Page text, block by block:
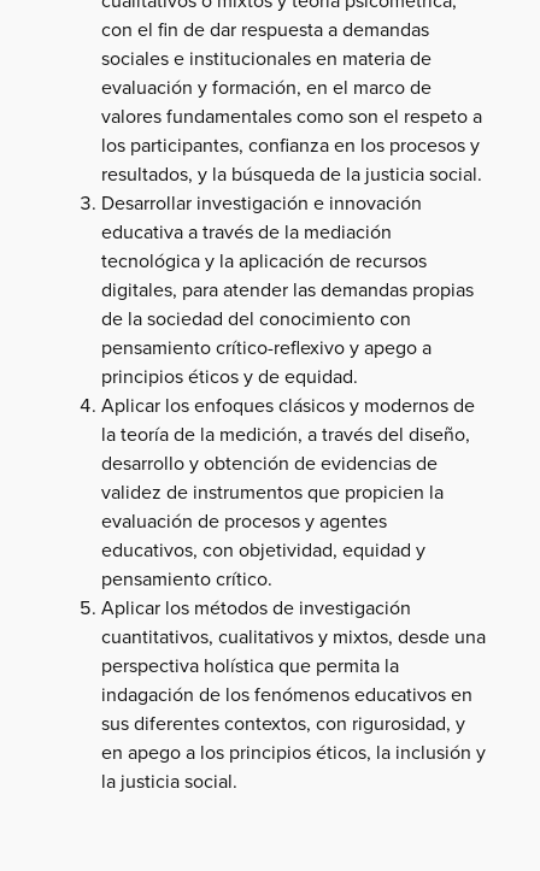
con el fin de dar respuesta a demandas
sociales e institucionales en materia de
evaluación y formación, en el marco de
valores fundamentales como son el respeto a
los participantes, confianza en los procesos y
resultados, y la búsqueda de la justicia social.
Desarrollar investigación e innovación
educativa a través de la mediación
tecnológica y la aplicación de recursos
digitales, para atender las demandas propias
de la sociedad del conocimiento con
pensamiento crítico-reflexivo y apego a
principios éticos y de equidad.
Aplicar los enfoques clásicos y modernos de
la teoría de la medición, a través del diseño,
desarrollo y obtención de evidencias de
validez de instrumentos que propicien la
evaluación de procesos y agentes
educativos, con objetividad, equidad y
pensamiento crítico.
Aplicar los métodos de investigación
cuantitativos, cualitativos y mixtos, desde una
perspectiva holística que permita la
indagación de los fenómenos educativos en
sus diferentes contextos, con rigurosidad, y
en apego a los principios éticos, la inclusión y
la justicia social.